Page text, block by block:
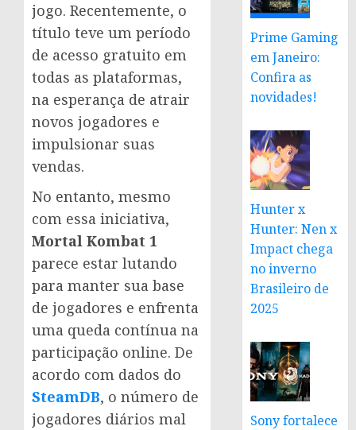
jogo. Recentemente, o
título teve um período
de acesso gratuito em
todas as plataformas,
na esperança de atrair
novos jogadores e
impulsionar suas
vendas.
No entanto, mesmo
com essa iniciativa,
Mortal Kombat 1
parece estar lutando
para manter sua base
de jogadores e enfrenta
uma queda contínua na
participação online. De
acordo com dados do
SteamDB, o número de
jogadores diários mal
Prime Gaming
em Janeiro:
Confira as
novidades!
Hunter x
Hunter: Nen x
Impact chega
no inverno
Brasileiro de
2025
Sony fortalece